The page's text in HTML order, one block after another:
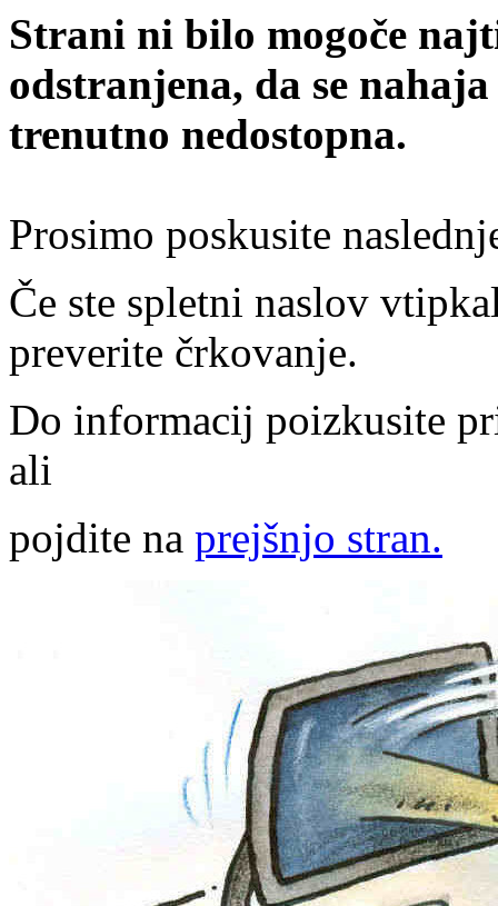
Strani ni bilo mogoče
odstranjena, da se
trenutno nedostopna.
Prosimo poskusite
Če ste spletni naslov
preverite črkovanje.
Do informacij poizkusite
ali
pojdite na prejšnjo stran.